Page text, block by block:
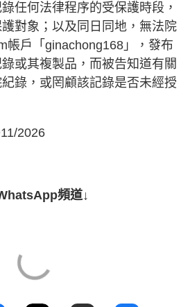
任何法律程序的受保護時段，
對象；以及同日同地，無法院
帳戶「ginachong168」，發布
或其複製品，而被告知道有關
錄，或罔顧該記錄是否未經授
2026
頻道↓